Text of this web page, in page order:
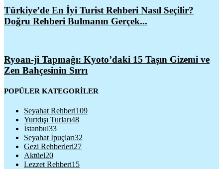
Türkiye’de En İyi Turist Rehberi Nasıl Seçilir?
Doğru Rehberi Bulmanın Gerçek...
Ryoan-ji Tapınağı: Kyoto’daki 15 Taşın Gizemi ve
Zen Bahçesinin Sırrı
POPÜLER KATEGORİLER
Seyahat Rehberi109
Yurtdışı Turları48
İstanbul33
Seyahat İpuçları32
Gezi Rehberleri27
Aktüel20
Lezzet Rehberi15